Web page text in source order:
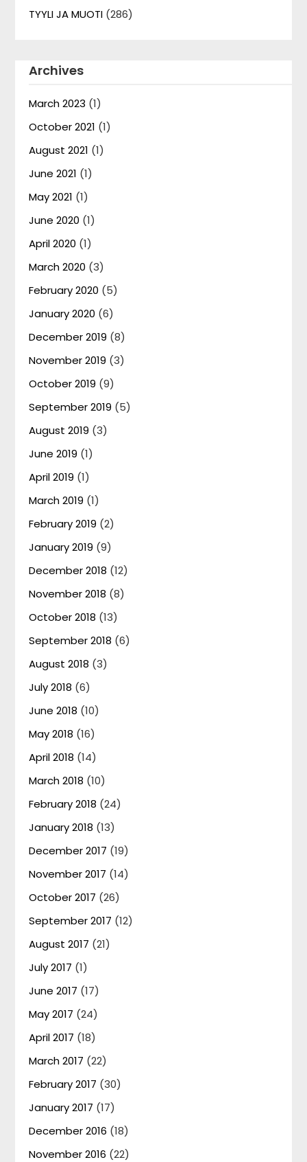
TYYLI JA MUOTI (286)
Archives
March 2023 (1)
October 2021 (1)
August 2021 (1)
June 2021 (1)
May 2021 (1)
June 2020 (1)
April 2020 (1)
March 2020 (3)
February 2020 (5)
January 2020 (6)
December 2019 (8)
November 2019 (3)
October 2019 (9)
September 2019 (5)
August 2019 (3)
June 2019 (1)
April 2019 (1)
March 2019 (1)
February 2019 (2)
January 2019 (9)
December 2018 (12)
November 2018 (8)
October 2018 (13)
September 2018 (6)
August 2018 (3)
July 2018 (6)
June 2018 (10)
May 2018 (16)
April 2018 (14)
March 2018 (10)
February 2018 (24)
January 2018 (13)
December 2017 (19)
November 2017 (14)
October 2017 (26)
September 2017 (12)
August 2017 (21)
July 2017 (1)
June 2017 (17)
May 2017 (24)
April 2017 (18)
March 2017 (22)
February 2017 (30)
January 2017 (17)
December 2016 (18)
November 2016 (22)